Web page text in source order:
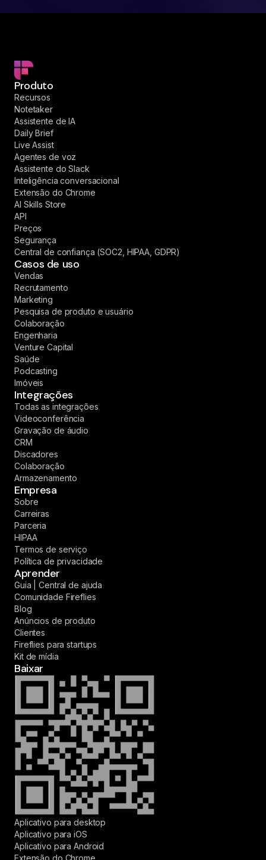
Produto
Recursos
Notetaker
Assistente de IA
Daily Brief
Live Assist
Agentes de voz
Assistente do Slack
Inteligência conversacional
Extensão do Chrome
AI Skills Store
API
Preços
Segurança
Central de confiança (SOC2, HIPAA, GDPR)
Casos de uso
Vendas
Recrutamento
Marketing
Pesquisa de produto e usuário
Colaboração
Engenharia
Venture Capital
Saúde
Podcasting
Imóveis
Integrações
Todas as integrações
Videoconferência
Gravação de áudio
CRM
Discadores
Colaboração
Armazenamento
Empresa
Sobre
Carreiras
Parceria
HIPAA
Termos de serviço
Política de privacidade
Aprender
Guia | Central de ajuda
Comunidade Fireflies
Blog
Anúncios de produto
Clientes
Fireflies para startups
Kit de mídia
Baixar
Aplicativo para desktop
Aplicativo para iOS
Aplicativo para Android
Extensão do Chrome